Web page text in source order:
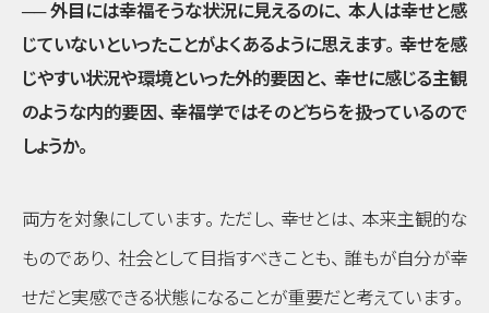
── 外目には幸福そうな状況に見えるのに、 本人は幸せと感
じていないといったことがよくあるように思えます。 幸せを感
じやすい状況や環境といった外的要因と、 幸せに感じる主観
のような内的要因、 幸福学ではそのどちらを扱っているので
しょうか。
両方を対象にしています。 ただし、 幸せとは、 本来主観的な
ものであり、 社会として目指すべきことも、 誰もが自分が幸
せだと実感できる状態になることが重要だと考えています。